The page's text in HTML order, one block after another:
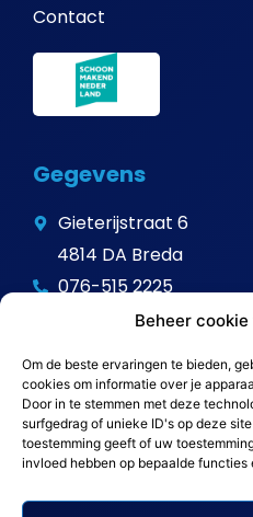
Beheer
Om de beste ervaringen te bieden,
cookies om informatie over je
Door in te stemmen met deze
surfgedrag of unieke ID's op deze
toestemming geeft of uw
invloed hebben op bepaalde functies
Contact
Gegevens
Gieterijstraat 6
4814 DA Breda
076-515 2225